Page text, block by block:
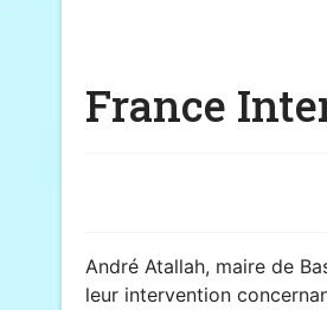
France
André Atallah, maire de
leur intervention